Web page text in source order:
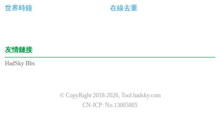
世界時鐘
在線去重
友情鏈接
HadSky Bbs
© CopyRight 2018-2026, Tool.hadsky.com
CN-ICP: No.13005805